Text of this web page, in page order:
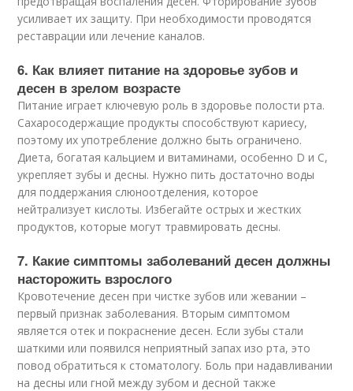
усиливает их защиту. При необходимости проводятся
реставрации или лечение каналов.
6. Как влияет питание на здоровье зубов и
десен в зрелом возрасте
Питание играет ключевую роль в здоровье полости рта.
Сахаросодержащие продукты способствуют кариесу,
поэтому их употребление должно быть ограничено.
Диета, богатая кальцием и витаминами, особенно D и C,
укрепляет зубы и десны. Нужно пить достаточно воды
для поддержания слюноотделения, которое
нейтрализует кислоты. Избегайте острых и жестких
продуктов, которые могут травмировать десны.
7. Какие симптомы заболеваний десен должны
насторожить взрослого
Кровотечение десен при чистке зубов или жевании –
первый признак заболевания. Вторым симптомом
является отек и покраснение десен. Если зубы стали
шаткими или появился неприятный запах изо рта, это
повод обратиться к стоматологу. Боль при надавливании
на десны или гной между зубом и десной также